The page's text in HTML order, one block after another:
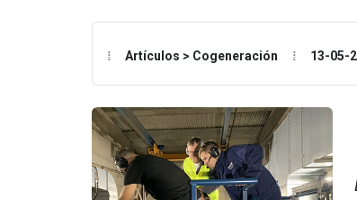
Artículos > Cogeneración 13-05-